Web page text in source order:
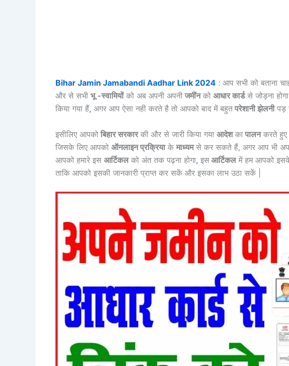
Bihar Jamin Jamabandi Aadhar Link 2024 : आप सभी को बताना
और से सभी भू -स्वामियोंको अब अपनी अपनी जमींनको आधार कार्डसे जोड़ना
किया गया हैं, अगर आप ऐसा नही करते है तो आपको बाद में बहुत परेशानी झेलनीपड़
इसीलिए आपको बिहार सरकारकी और से जारी किया गया आदेशका पालनकरते
जिसके लिए आपको ऑनलाइन प्रक्रियाके माध्यमसे कर सकते हैं, अगर आप भी
आपको हमारे इस आर्टिकलको अंत तक पढ़ना होगा, इस आर्टिकलमें हम आपको इसके
ताकि आपको इसकी जानकारी प्राप्त कर सकें और इसका लाभ उठा सकें |